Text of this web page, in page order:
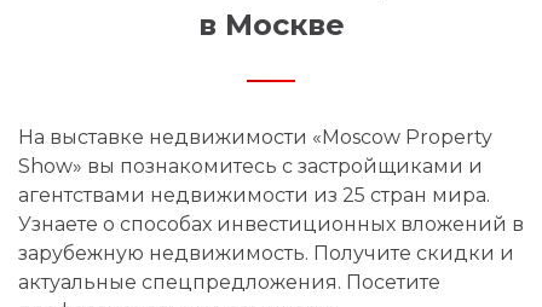
в Москве
На выставке недвижимости «Moscow Property
Show» вы познакомитесь с застройщиками и
агентствами недвижимости из 25 стран мира.
Узнаете о способах инвестиционных вложений в
зарубежную недвижимость. Получите скидки и
актуальные спецпредложения. Посетите